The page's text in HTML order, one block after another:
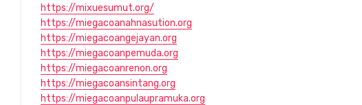
https://mixuesumut.org/
https://miegacoanahnasution.org
https://miegacoangejayan.org
https://miegacoanpemuda.org
https://miegacoanrenon.org
https://miegacoansintang.org
https://miegacoanpulaupramuka.org